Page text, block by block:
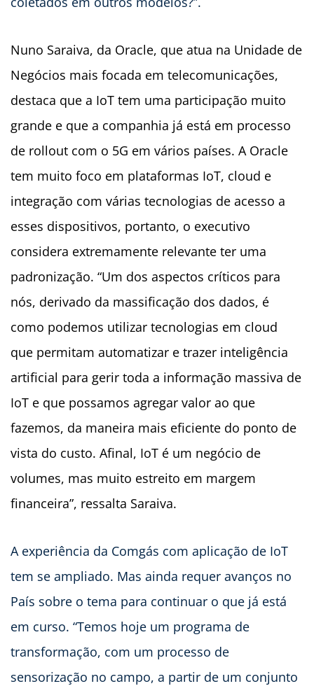
Nuno Saraiva, da Oracle, que atua na Unidade de
Negócios mais focada em telecomunicações,
destaca que a IoT tem uma participação muito
grande e que a companhia já está em processo
de rollout com o 5G em vários países. A Oracle
tem muito foco em plataformas IoT, cloud e
integração com várias tecnologias de acesso a
esses dispositivos, portanto, o executivo
considera extremamente relevante ter uma
padronização. “Um dos aspectos críticos para
nós, derivado da massificação dos dados, é
como podemos utilizar tecnologias em cloud
que permitam automatizar e trazer inteligência
artificial para gerir toda a informação massiva de
IoT e que possamos agregar valor ao que
fazemos, da maneira mais eficiente do ponto de
vista do custo. Afinal, IoT é um negócio de
volumes, mas muito estreito em margem
financeira”, ressalta Saraiva.
A experiência da Comgás com aplicação de IoT
tem se ampliado. Mas ainda requer avanços no
País sobre o tema para continuar o que já está
em curso. “Temos hoje um programa de
transformação, com um processo de
sensorização no campo, a partir de um conjunto